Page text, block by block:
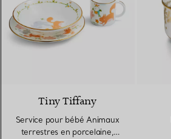
Tiny Tiffany
Service pour bébé Animaux
terrestres en porcelaine,